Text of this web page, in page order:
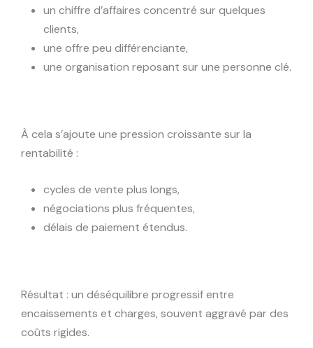
un chiffre d’affaires concentré sur quelques
clients,
une offre peu différenciante,
une organisation reposant sur une personne clé.
À cela s’ajoute une pression croissante sur la
rentabilité :
cycles de vente plus longs,
négociations plus fréquentes,
délais de paiement étendus.
Résultat : un déséquilibre progressif entre
encaissements et charges, souvent aggravé par des
coûts rigides.